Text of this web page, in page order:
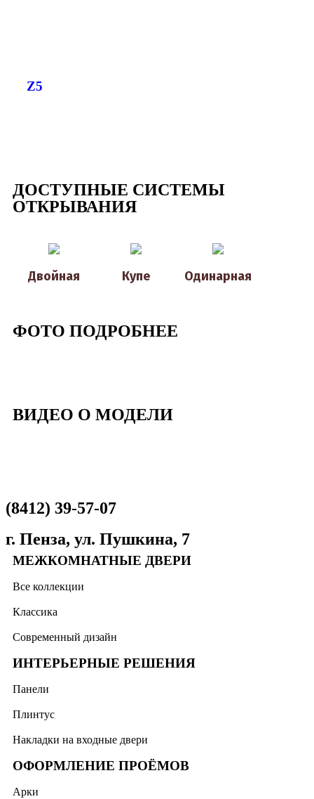
Z5
ДОСТУПНЫЕ СИСТЕМЫ
ОТКРЫВАНИЯ
Двойная Купе Одинарная
ФОТО ПОДРОБНЕЕ
ВИДЕО О МОДЕЛИ
(8412) 39-57-07
г. Пенза, ул. Пушкина, 7
МЕЖКОМНАТНЫЕ ДВЕРИ
Все коллекции
Классика
Современный дизайн
ИНТЕРЬЕРНЫЕ РЕШЕНИЯ
Панели
Плинтус
Накладки на входные двери
ОФОРМЛЕНИЕ ПРОЁМОВ
Арки